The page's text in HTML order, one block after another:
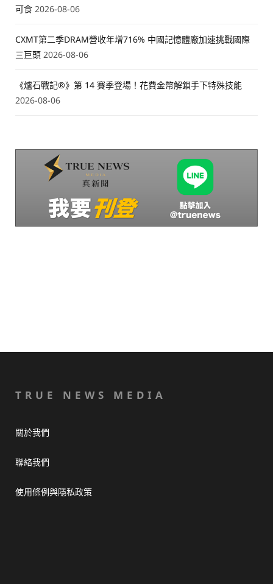
可食 2026-08-06
CXMT第二季DRAM營收年增716% 中國記憶體廠加速挑戰國際
三巨頭 2026-08-06
《爐石戰記®》第 14 賽季登場！花費金幣解鎖手下特殊技能
2026-08-06
TRUE NEWS MEDIA
關於我們
聯絡我們
使用條例與隱私政策